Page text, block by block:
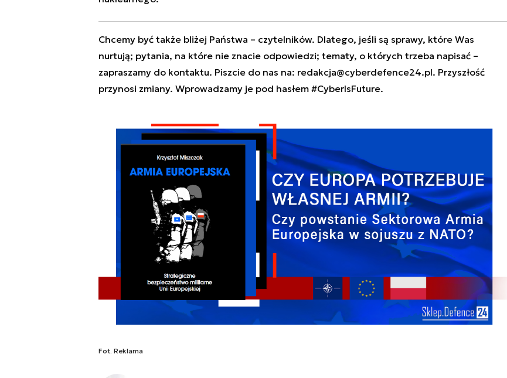
Chcemy być także bliżej Państwa – czytelników. Dlatego, jeśli są sprawy, które Was
nurtują; pytania, na które nie znacie odpowiedzi; tematy, o których trzeba napisać –
zapraszamy do kontaktu. Piszcie do nas na: redakcja@cyberdefence24.pl. Przyszłość
przynosi zmiany. Wprowadzamy je pod hasłem #CyberIsFuture.
Fot. Reklama